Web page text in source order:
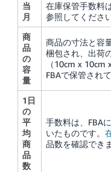
当
月
在庫保管手数料
参照してください
商
品
の
容
量
商品の寸法と容
梱包され、出荷
（10cm x 10cm
FBAで保管され
1日
の
平
均
商
品
数
手数料は、FBA
いたものです。
品数を確認でき